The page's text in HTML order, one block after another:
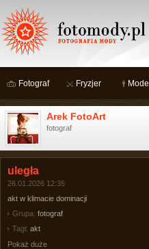
Fotograf Fryzjer Model
Arek FotoArt
fotograf
uległa
26.01.2026 12:35
akt w klimacie dominacji
Grupa: fotograf
Tagi: akt
Pokaż duże